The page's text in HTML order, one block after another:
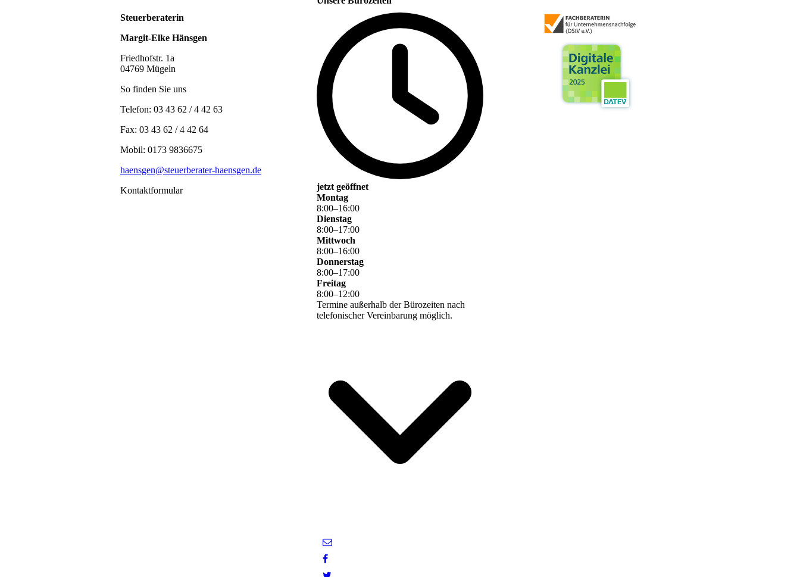
Steuerberaterin
Margit-Elke Hänsgen
Friedhofstr. 1a
04769 Mügeln
So finden Sie uns
Telefon: 03 43 62 / 4 42 63
Fax: 03 43 62 / 4 42 64
Mobil: 0173 9836675
haensgen@steuerberater-haensgen.de
Kontaktformular
jetzt geöffnet
Montag
8:00–16:00
Dienstag
8:00–17:00
Mittwoch
8:00–16:00
Donnerstag
8:00–17:00
Freitag
8:00–12:00
Termine außerhalb der Bürozeiten nach
telefonischer Vereinbarung möglich.